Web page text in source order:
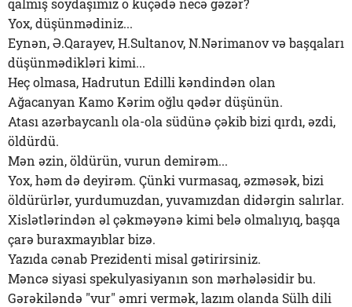
Yox, düşünmədiniz...
Eynən, Ə.Qarayev, H.Sultanov, N.Nərimanov və başqaları
düşünmədikləri kimi...
Heç olmasa, Hadrutun Edilli kəndindən olan
Ağacanyan Kamo Kərim oğlu qədər düşünün.
Atası azərbaycanlı ola-ola südünə çəkib bizi qırdı, əzdi,
öldürdü.
Mən əzin, öldürün, vurun demirəm...
Yox, həm də deyirəm. Çünki vurmasaq, əzməsək, bizi
öldürürlər, yurdumuzdan, yuvamızdan didərgin salırlar.
Xislətlərindən əl çəkməyənə kimi belə olmalıyıq, başqa
çarə buraxmayıblar bizə.
Yazıda cənab Prezidenti misal gətirirsiniz.
Məncə siyasi spekulyasiyanın son mərhələsidir bu.
Gərəkiləndə "vur" əmri vermək, lazım olanda Sülh dili